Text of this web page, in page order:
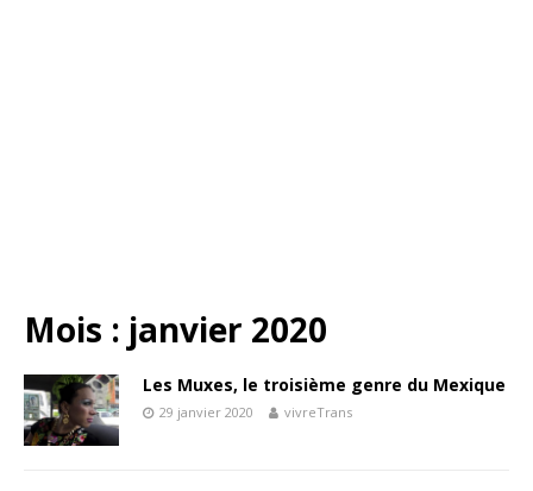
Mois : janvier 2020
Les Muxes, le troisième genre du Mexique
29 janvier 2020 vivreTrans